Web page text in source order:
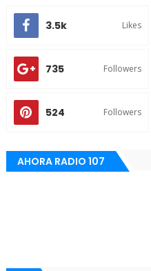
3.5k Likes
735 Followers
524 Followers
AHORA RADIO 107